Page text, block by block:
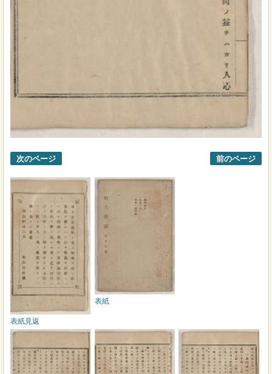
次のページ 前のページ
表紙
表紙見返